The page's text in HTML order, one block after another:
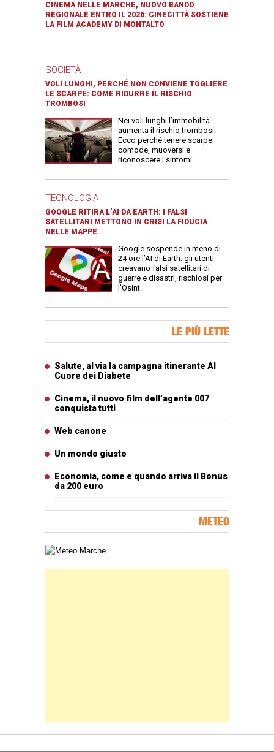
CINEMA NELLE MARCHE, NUOVO BANDO
REGIONALE ENTRO IL 2026: CINECITTÀ SOSTIENE
LA FILM ACADEMY DI MONTALTO
SOCIETÀ
VOLI LUNGHI, PERCHÉ NON CONVIENE TOGLIERE
LE SCARPE: COME RIDURRE IL RISCHIO
TROMBOSI
Nei voli lunghi l’immobilità
aumenta il rischio trombosi.
Ecco perché tenere scarpe
comode, muoversi e
riconoscere i sintomi.
TECNOLOGIA
GOOGLE RITIRA L’AI DA EARTH: I FALSI
SATELLITARI METTONO IN CRISI LA FIDUCIA
NELLE MAPPE
Google sospende in meno di
24 ore l’AI di Earth: gli utenti
creavano falsi satellitari di
guerre e disastri, rischiosi per
l’Osint.
LE PIÙ LETTE
Salute, al via la campagna itinerante Al
Cuore dei Diabete
Cinema, il nuovo film dell’agente 007
conquista tutti
Web canone
Un mondo giusto
Economia, come e quando arriva il Bonus
da 200 euro
METEO
Carta meteorologica delle Marche